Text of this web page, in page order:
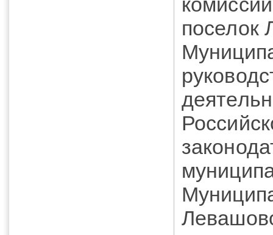
поселок